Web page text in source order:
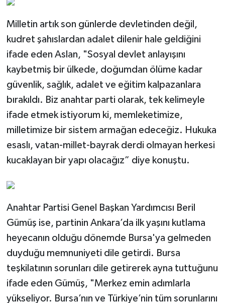
Milletin artık son günlerde devletinden değil,
kudret şahıslardan adalet dilenir hale geldiğini
ifade eden Aslan, "Sosyal devlet anlayışını
kaybetmiş bir ülkede, doğumdan ölüme kadar
güvenlik, sağlık, adalet ve eğitim kalpazanlara
bırakıldı. Biz anahtar parti olarak, tek kelimeyle
ifade etmek istiyorum ki, memleketimize,
milletimize bir sistem armağan edeceğiz. Hukuka
esaslı, vatan-millet-bayrak derdi olmayan herkesi
kucaklayan bir yapı olacağız” diye konuştu.
Anahtar Partisi Genel Başkan Yardımcısı Beril
Gümüş ise, partinin Ankara’da ilk yaşını kutlama
heyecanın olduğu dönemde Bursa'ya gelmeden
duyduğu memnuniyeti dile getirdi. Bursa
teşkilatının sorunları dile getirerek ayna tuttuğunu
ifade eden Gümüş, "Merkez emin adımlarla
yükseliyor. Bursa’nın ve Türkiye’nin tüm sorunlarını